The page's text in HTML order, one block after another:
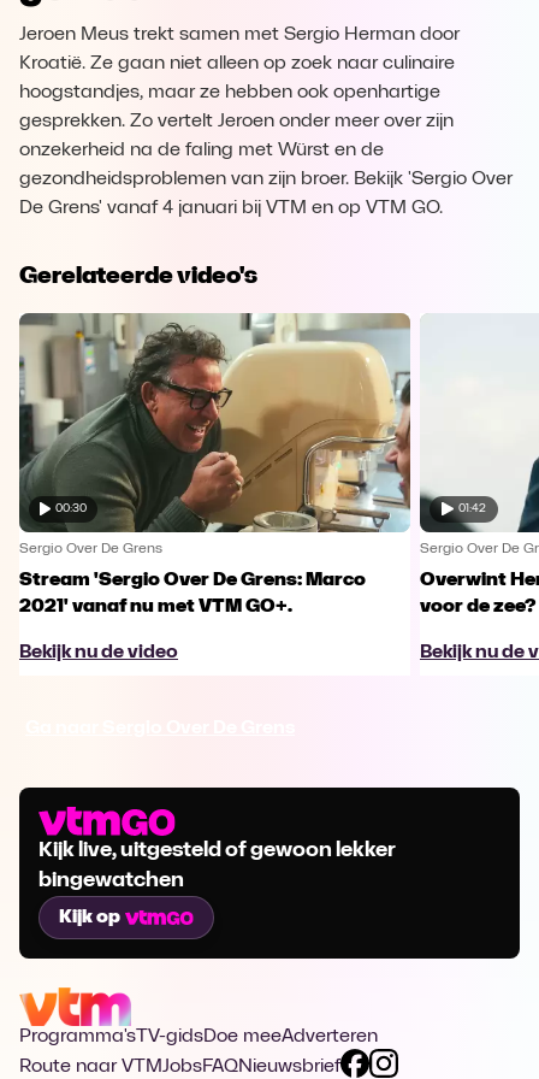
Jeroen Meus trekt samen met Sergio Herman door
Kroatië. Ze gaan niet alleen op zoek naar culinaire
hoogstandjes, maar ze hebben ook openhartige
gesprekken. Zo vertelt Jeroen onder meer over zijn
onzekerheid na de faling met Würst en de
gezondheidsproblemen van zijn broer. Bekijk 'Sergio Over
De Grens' vanaf 4 januari bij VTM en op VTM GO.
Gerelateerde video's
00:30
Sergio Over De Grens
Stream 'Sergio Over De Grens: Marco
2021' vanaf nu met VTM GO+.
Bekijk nu de video
01:42
Sergio Over De
Overwint
voor de zee?
Bekijk nu de
Kijk live, uitgesteld of gewoon lekker
bingewatchen
Kijk op
Programma's TV-gidsDoe meeAdverteren
Route naar VTMJobsFAQNieuwsbrief